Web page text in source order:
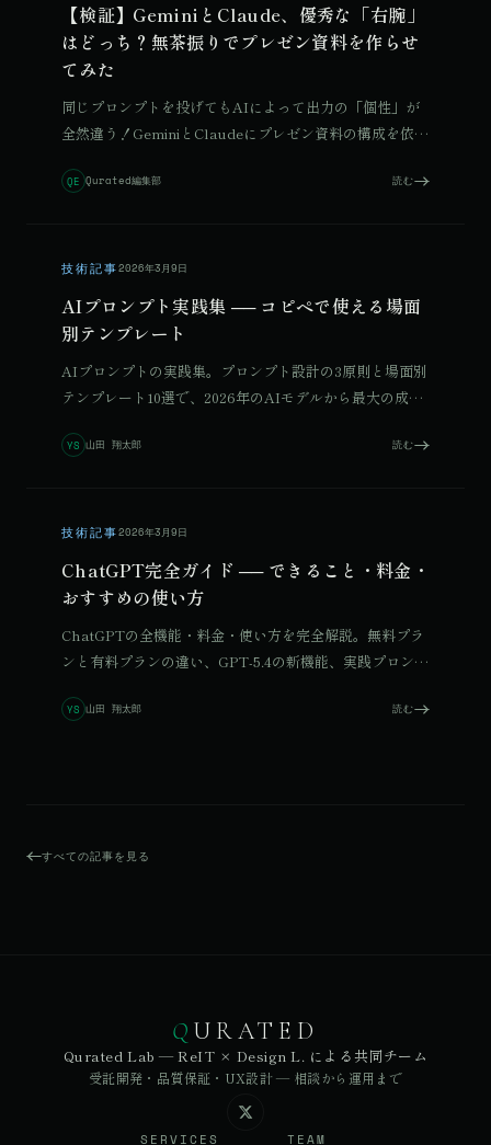
© 2026 Qurated. ReIT × Design L.JOURNAL実績
【検証】GeminiとClaude、優秀な「右腕」
はどっち？無茶振りでプレゼン資料を作らせ
てみた
同じプロンプトを投げてもAIによって出力の「個性」が
全然違う！GeminiとClaudeにプレゼン資料の構成を依頼
ます。
QE Qurated編集部 読む
技術記事2026年3月9日
AIプロンプト実践集 ── コピペで使える場面
別テンプレート
AIプロンプトの実践集。プロンプト設計の3原則と場面別
テンプレート10選で、2026年のAIモデルから最大の成果
YS 山田 翔太郎 読む
技術記事2026年3月9日
ChatGPT完全ガイド ── できること・料金・
おすすめの使い方
ChatGPTの全機能・料金・使い方を完全解説。無料プラ
ンと有料プランの違い、GPT-5.4の新機能、実践プロンプ
YS 山田 翔太郎 読む
すべての記事を見る
Q URATED
Qurated Lab — ReIT × Design L. による共同チーム
受託開発・品質保証・UX設計 — 相談から運用まで
SERVICES TEAM